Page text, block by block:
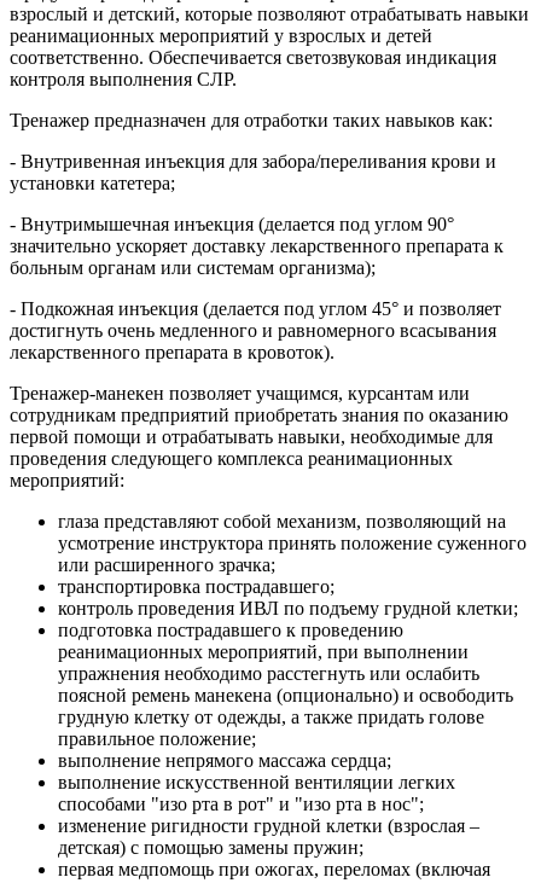
взрослый и детский, которые позволяют отрабатывать навыки
реанимационных мероприятий у взрослых и детей
соответственно. Обеспечивается светозвуковая индикация
контроля выполнения СЛР.
Тренажер предназначен для отработки таких навыков как:
- Внутривенная инъекция для забора/переливания крови и
установки катетера;
- Внутримышечная инъекция (делается под углом 90°
значительно ускоряет доставку лекарственного препарата к
больным органам или системам организма);
- Подкожная инъекция (делается под углом 45° и позволяет
достигнуть очень медленного и равномерного всасывания
лекарственного препарата в кровоток).
Тренажер-манекен позволяет учащимся, курсантам или
сотрудникам предприятий приобретать знания по оказанию
первой помощи и отрабатывать навыки, необходимые для
проведения следующего комплекса реанимационных
мероприятий:
глаза представляют собой механизм, позволяющий на
усмотрение инструктора принять положение суженного
или расширенного зрачка;
транспортировка пострадавшего;
контроль проведения ИВЛ по подъему грудной клетки;
подготовка пострадавшего к проведению
реанимационных мероприятий, при выполнении
упражнения необходимо расстегнуть или ослабить
поясной ремень манекена (опционально) и освободить
грудную клетку от одежды, а также придать голове
правильное положение;
выполнение непрямого массажа сердца;
выполнение искусственной вентиляции легких
способами "изо рта в рот" и "изо рта в нос";
изменение ригидности грудной клетки (взрослая –
детская) с помощью замены пружин;
первая медпомощь при ожогах, переломах (включая